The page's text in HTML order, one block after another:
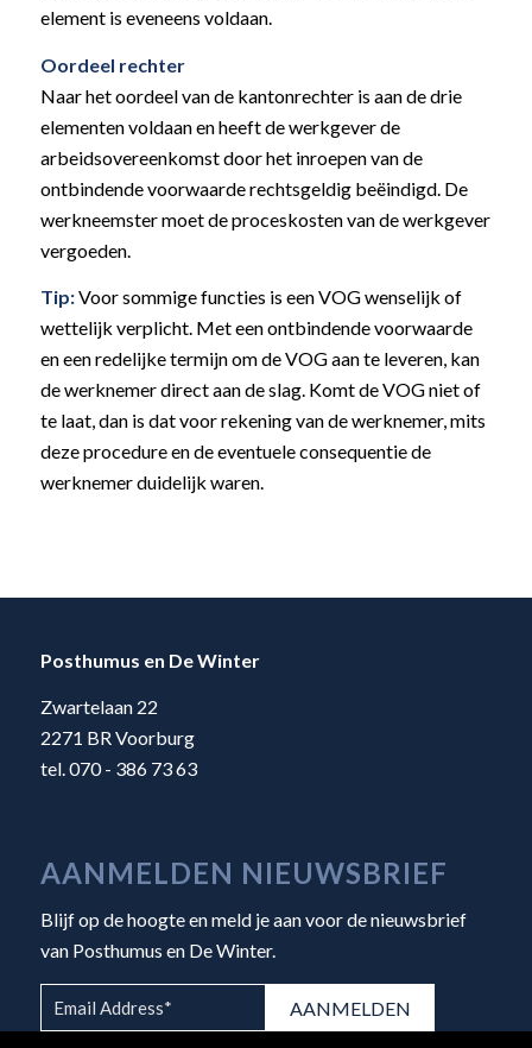
element is eveneens voldaan.
Oordeel rechter
Naar het oordeel van de kantonrechter is aan de drie
elementen voldaan en heeft de werkgever de
arbeidsovereenkomst door het inroepen van de
ontbindende voorwaarde rechtsgeldig beëindigd. De
werkneemster moet de proceskosten van de werkgever
vergoeden.
Tip:Voor sommige functies is een VOG wenselijk of
wettelijk verplicht. Met een ontbindende voorwaarde
en een redelijke termijn om de VOG aan te leveren, kan
de werknemer direct aan de slag. Komt de VOG niet of
te laat, dan is dat voor rekening van de werknemer, mits
deze procedure en de eventuele consequentie de
werknemer duidelijk waren.
Posthumus en De Winter
Zwartelaan 22
2271 BR Voorburg
tel. 070 - 386 73 63
AANMELDEN NIEUWSBRIEF
Blijf op de hoogte en meld je aan voor de nieuwsbrief
van Posthumus en De Winter.